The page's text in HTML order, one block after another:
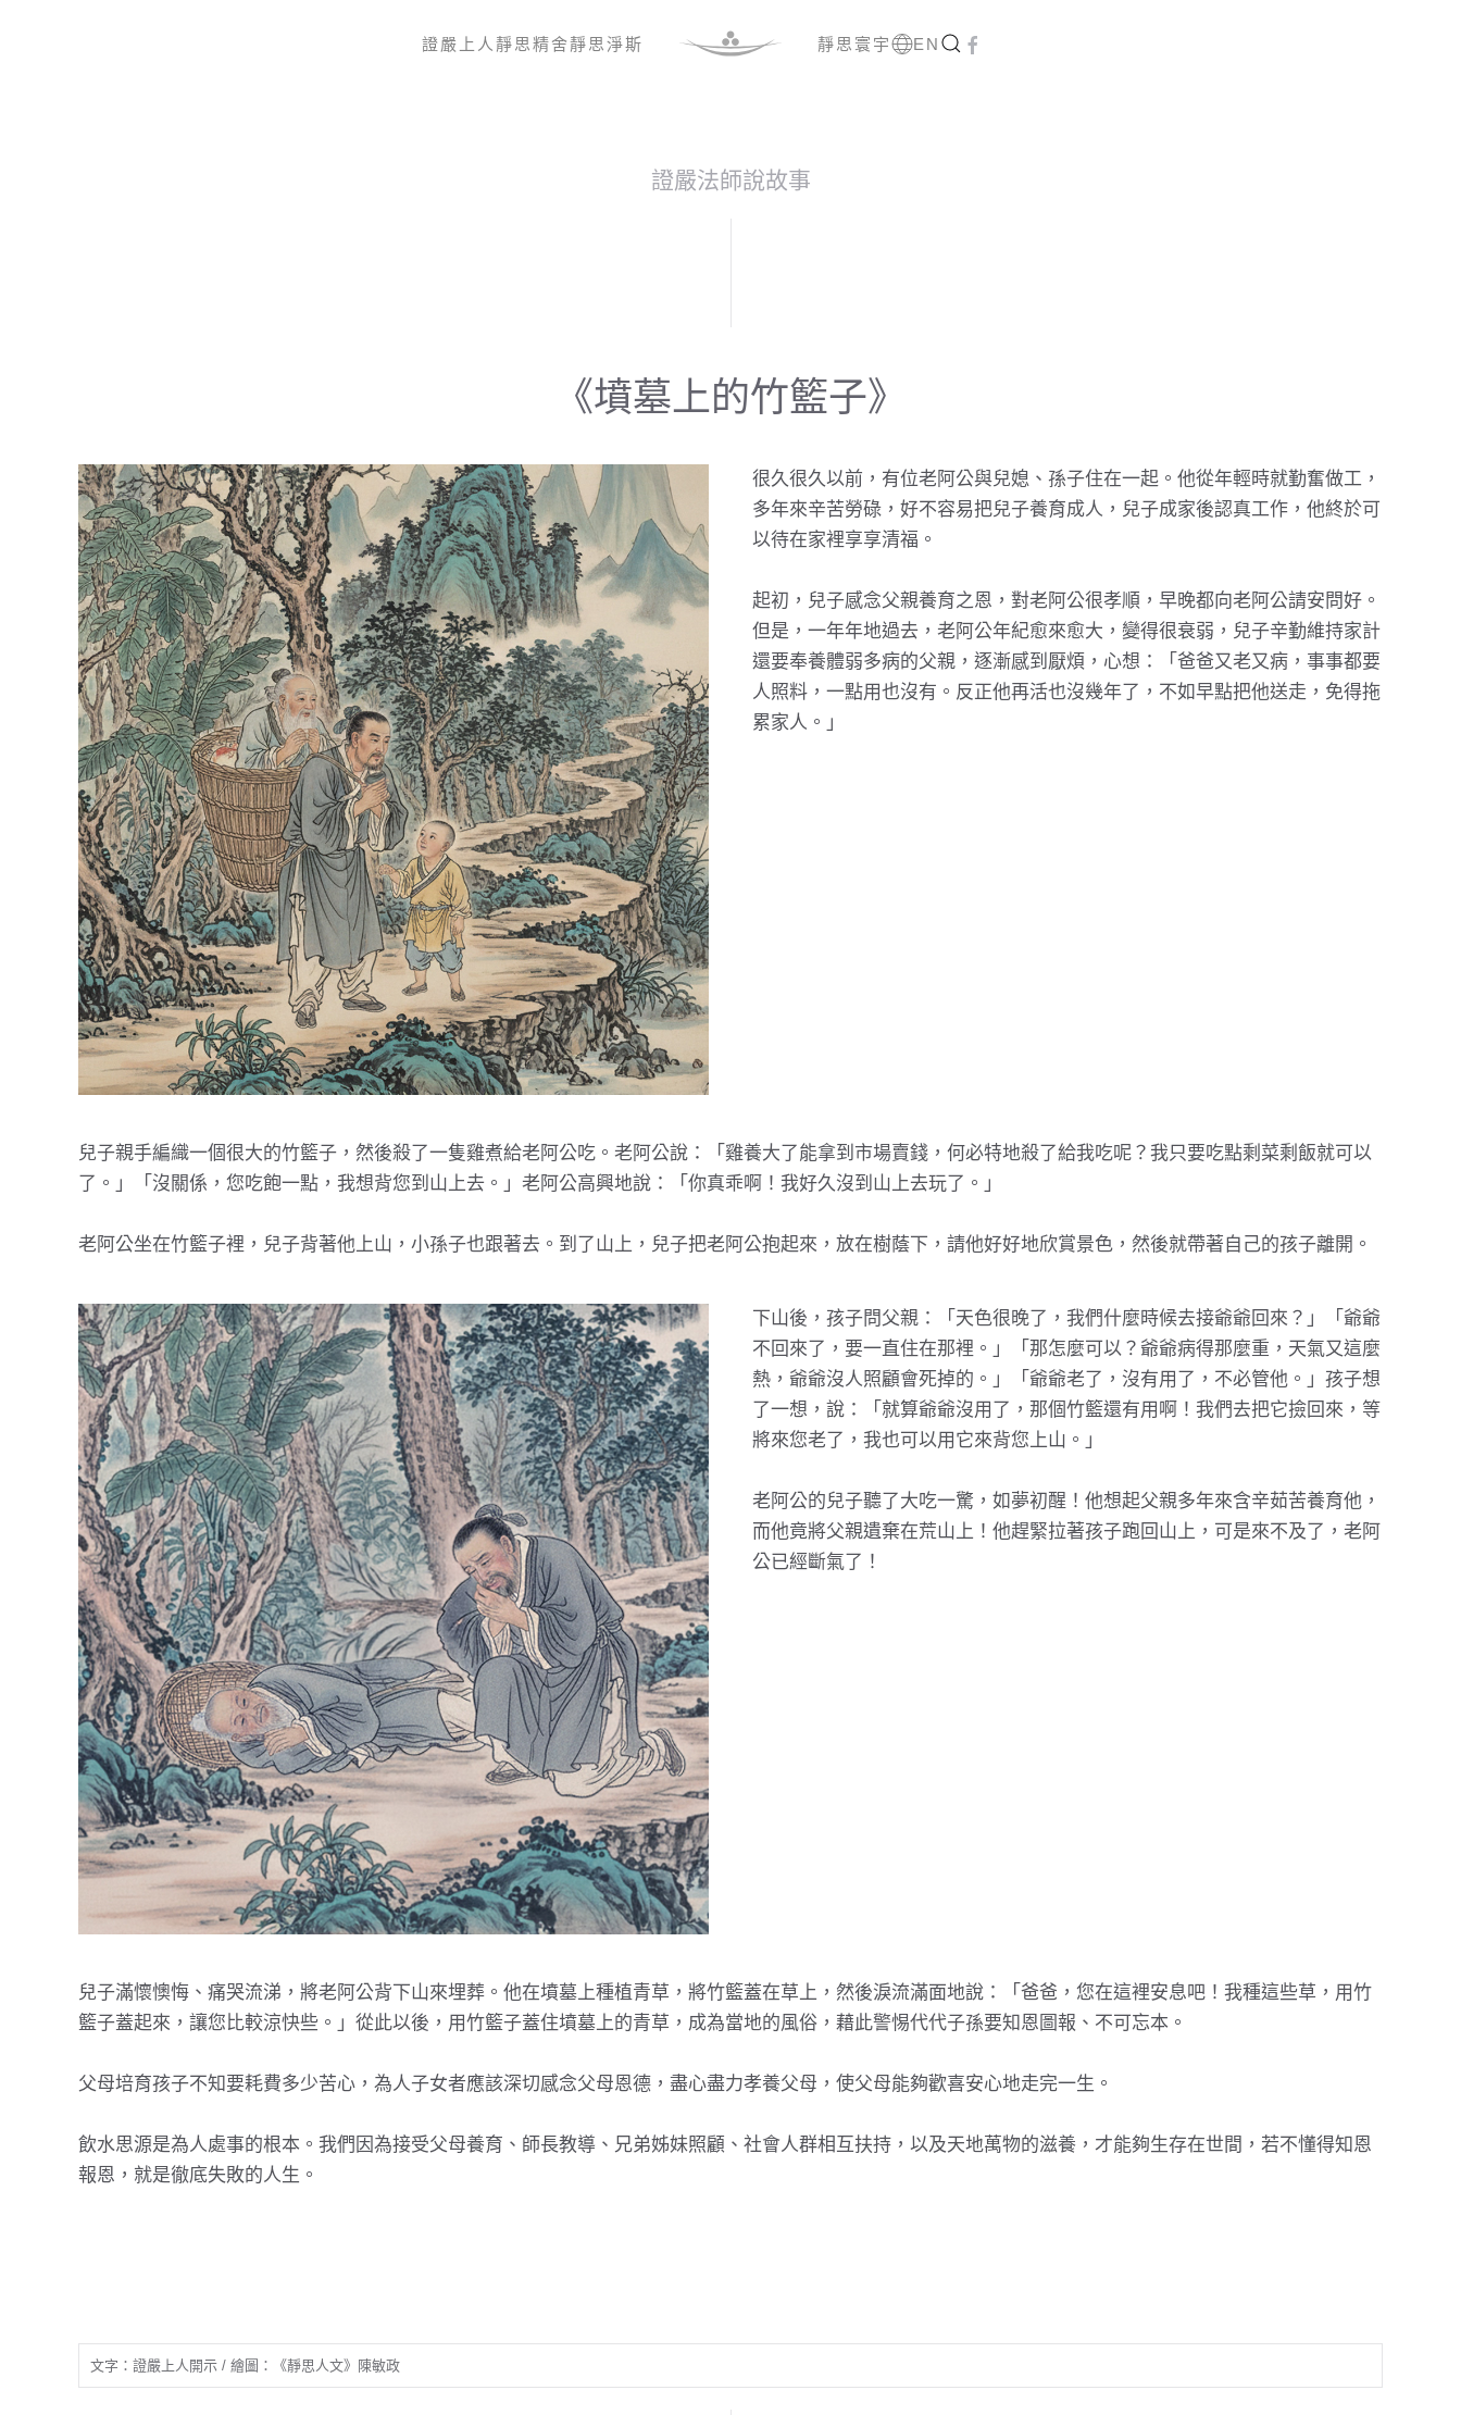
證嚴上人 靜思精舍靜思淨斯 靜思寰宇 EN
證嚴法師說故事
《墳墓上的竹籃子》
很久很久以前，有位老阿公與兒媳、孫子住在一起。他從年輕時就勤奮做工，
多年來辛苦勞碌，好不容易把兒子養育成人，兒子成家後認真工作，他終於可
以待在家裡享享清福。
起初，兒子感念父親養育之恩，對老阿公很孝順，早晚都向老阿公請安問好。
但是，一年年地過去，老阿公年紀愈來愈大，變得很衰弱，兒子辛勤維持家計
還要奉養體弱多病的父親，逐漸感到厭煩，心想：「爸爸又老又病，事事都要
人照料，一點用也沒有。反正他再活也沒幾年了，不如早點把他送走，免得拖
累家人。」
兒子親手編織一個很大的竹籃子，然後殺了一隻雞煮給老阿公吃。老阿公說：「雞養大了能拿到市場賣錢，何必特地殺了給我吃呢？我只要吃點剩菜剩飯就可以
了。」「沒關係，您吃飽一點，我想背您到山上去。」老阿公高興地說：「你真乖啊！我好久沒到山上去玩了。」
老阿公坐在竹籃子裡，兒子背著他上山，小孫子也跟著去。到了山上，兒子把老阿公抱起來，放在樹蔭下，請他好好地欣賞景色，然後就帶著自己的孩子離開。
下山後，孩子問父親：「天色很晚了，我們什麼時候去接爺爺回來？」「爺爺
不回來了，要一直住在那裡。」「那怎麼可以？爺爺病得那麼重，天氣又這麼
熱，爺爺沒人照顧會死掉的。」「爺爺老了，沒有用了，不必管他。」孩子想
了一想，說：「就算爺爺沒用了，那個竹籃還有用啊！我們去把它撿回來，等
將來您老了，我也可以用它來背您上山。」
老阿公的兒子聽了大吃一驚，如夢初醒！他想起父親多年來含辛茹苦養育他，
而他竟將父親遺棄在荒山上！他趕緊拉著孩子跑回山上，可是來不及了，老阿
公已經斷氣了！
兒子滿懷懊悔、痛哭流涕，將老阿公背下山來埋葬。他在墳墓上種植青草，將竹籃蓋在草上，然後淚流滿面地說：「爸爸，您在這裡安息吧！我種這些草，用竹
籃子蓋起來，讓您比較涼快些。」從此以後，用竹籃子蓋住墳墓上的青草，成為當地的風俗，藉此警惕代代子孫要知恩圖報、不可忘本。
父母培育孩子不知要耗費多少苦心，為人子女者應該深切感念父母恩德，盡心盡力孝養父母，使父母能夠歡喜安心地走完一生。
飲水思源是為人處事的根本。我們因為接受父母養育、師長教導、兄弟姊妹照顧、社會人群相互扶持，以及天地萬物的滋養，才能夠生存在世間，若不懂得知恩
報恩，就是徹底失敗的人生。
文字：證嚴上人開示 / 繪圖：《靜思人文》陳敏政